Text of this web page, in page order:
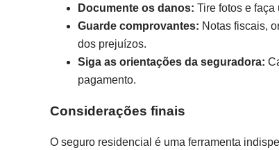
Documente os danos: Tire fotos e
Guarde comprovantes: Notas fiscais,
dos prejuízos.
Siga as orientações da seguradora:
pagamento.
Considerações finais
O seguro residencial é uma ferramenta